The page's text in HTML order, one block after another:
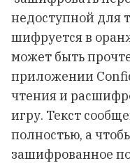
недоступной для
шифруется в
может быть
приложении
чтения и
игру. Текст
полностью, а
зашифрованное